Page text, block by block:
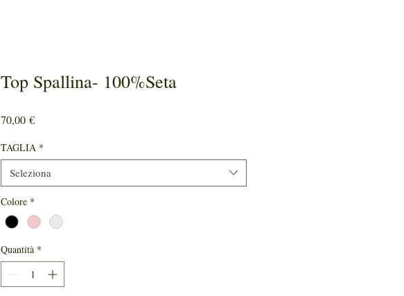
Top Spallina- 100%Seta
70,00 €Prezzo
TAGLIA *
Seleziona
Colore *
Quantità *